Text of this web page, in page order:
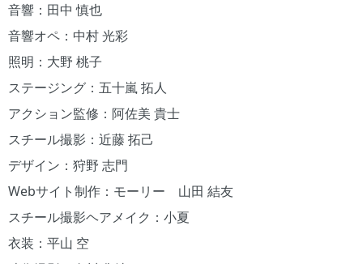
音響：田中 慎也
音響オペ：中村 光彩
照明：大野 桃子
ステージング：五十嵐 拓人
アクション監修：阿佐美 貴士
スチール撮影：近藤 拓己
デザイン：狩野 志門
Webサイト制作：モーリー 山田 結友
スチール撮影ヘアメイク：小夏
衣装：平山 空